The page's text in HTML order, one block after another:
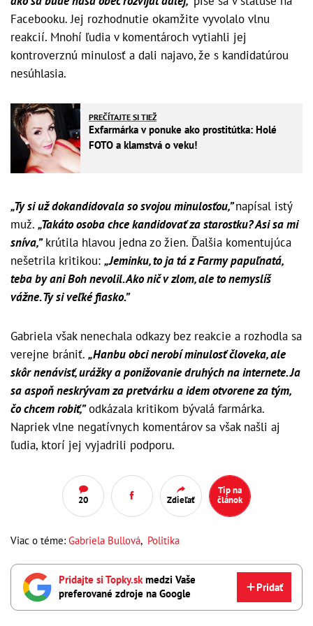
Facebooku. Jej rozhodnutie okamžite vyvolalo vlnu
reakcií. Mnohí ľudia v komentároch vytiahli jej
kontroverznú minulosť a dali najavo, že s kandidatúrou
nesúhlasia.
PREČÍTAJTE SI TIEŽ
Exfarmárka v ponuke ako prostitútka: Holé
FOTO a klamstvá o veku!
„Ty si už dokandidovala so svojou minulosťou,”napísal istý
muž. „Takáto osoba chce kandidovať za starostku? Asi sa mi
sníva,”krútila hlavou jedna zo žien. Ďalšia komentujúca
nešetrila kritikou: „Jeminku, to ja tá z Farmy papuľnatá,
teba by ani Boh nevolil. Ako nič v zlom, ale to nemyslíš
vážne. Ty si veľké fiasko.”
Gabriela však nenechala odkazy bez reakcie a rozhodla sa
verejne brániť. „Hanbu obci nerobí minulosť človeka, ale
skôr nenávisť, urážky a ponižovanie druhých na internete. Ja
sa aspoň neskrývam za pretvárku a idem otvorene za tým,
čo chcem robiť,”odkázala kritikom bývalá farmárka.
Napriek vlne negatívnych komentárov sa však našli aj
ľudia, ktorí jej vyjadrili podporu.
20 Zdieľať
Tip na
článok
Viac o téme: Gabriela Bullová, Politika
Pridajte si Topky.skmedzi Vaše
preferované zdroje na Google
Pridať